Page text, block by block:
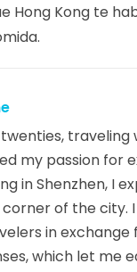
Hong Kong te
traveling
my passion for
in Shenzhen, I
of the city.
in exchange
which let me